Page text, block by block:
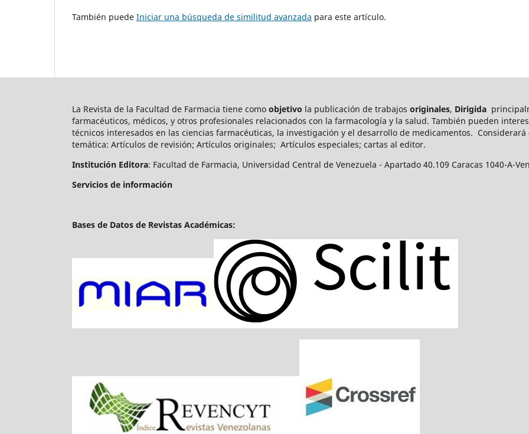
También puede Iniciar una búsqueda de similitud avanzada para este artículo.
La Revista de la Facultad de Farmacia tiene como objetivo la publicación de trabajos originales, Dirigida
farmacéuticos, médicos, y otros profesionales relacionados con la farmacología y la salud. También pueden int
técnicos interesados en las ciencias farmacéuticas, la investigación y el desarrollo de medicamentos.
temática: Artículos de revisión; Artículos originales; Artículos especiales; cartas al editor.
Institución Editora: Facultad de Farmacia, Universidad Central de Venezuela - Apartado 40.109 Caracas 1040-A-
Servicios de información
Bases de Datos de Revistas Académicas: